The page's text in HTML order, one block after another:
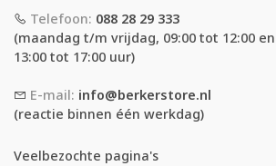
Telefoon: 088 28 29 333
(maandag t/m vrijdag, 09:00 tot 12:00 en
13:00 tot 17:00 uur)
E-mail: info@berkerstore.nl
(reactie binnen één werkdag)
Veelbezochte pagina's